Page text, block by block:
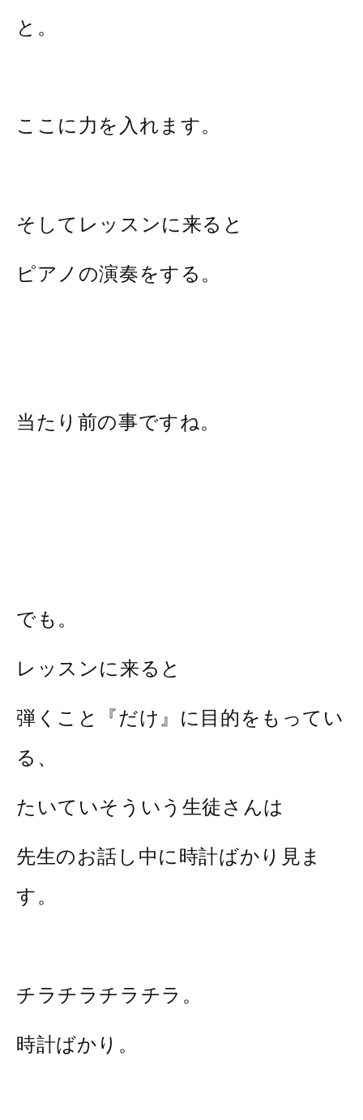
と。
ここに力を入れます。
そしてレッスンに来ると
ピアノの演奏をする。
当たり前の事ですね。
でも。
レッスンに来ると
弾くこと『だけ』に目的をもってい
る、
たいていそういう生徒さんは
先生のお話し中に時計ばかり見ま
す。
チラチラチラチラ。
時計ばかり。